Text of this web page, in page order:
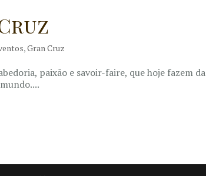
,Gran Cruz
paixão e savoir-faire, que hoje fazem